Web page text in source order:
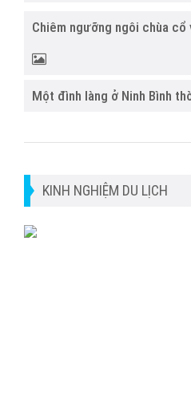
Chiêm ngưỡng ngôi chùa cổ
Một đình làng ở Ninh Bình
KINH NGHIỆM DU LỊCH